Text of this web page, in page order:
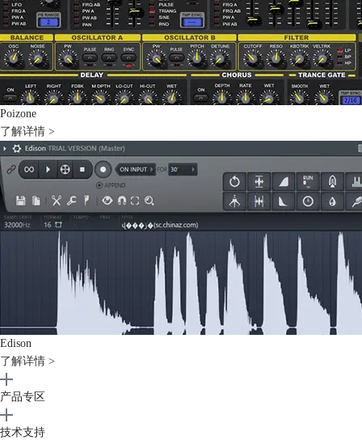
Poizone
了解详情 >
Edison
了解详情 >
产品专区
技术支持